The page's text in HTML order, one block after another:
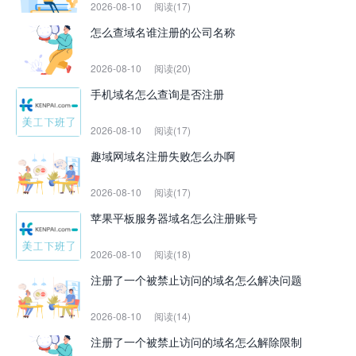
2026-08-10 阅读(17)
怎么查域名谁注册的公司名称
2026-08-10 阅读(20)
手机域名怎么查询是否注册
2026-08-10 阅读(17)
趣域网域名注册失败怎么办啊
2026-08-10 阅读(17)
苹果平板服务器域名怎么注册账号
2026-08-10 阅读(18)
注册了一个被禁止访问的域名怎么解决问题
2026-08-10 阅读(14)
注册了一个被禁止访问的域名怎么解除限制